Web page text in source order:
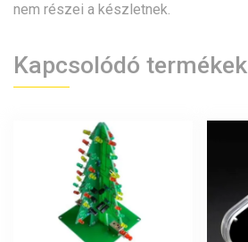
nem részei a készletnek.
Kapcsolódó termékek